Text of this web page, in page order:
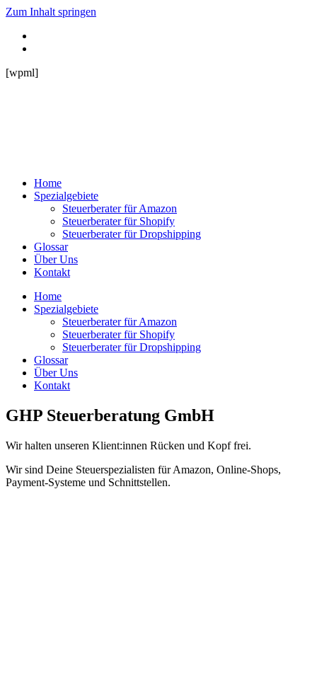
Zum Inhalt springen
[wpml]
Home
Spezialgebiete
Steuerberater für Amazon
Steuerberater für Shopify
Steuerberater für Dropshipping
Glossar
Über Uns
Kontakt
Home
Spezialgebiete
Steuerberater für Amazon
Steuerberater für Shopify
Steuerberater für Dropshipping
Glossar
Über Uns
Kontakt
GHP Steuerberatung GmbH
Wir halten unseren Klient:innen Rücken und Kopf frei.
Wir sind Deine Steuerspezialisten für Amazon, Online-Shops,
Payment-Systeme und Schnittstellen.